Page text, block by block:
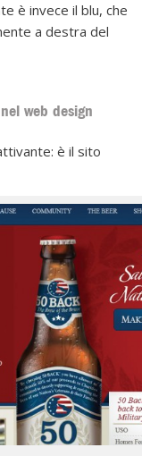
è invece il blu, che
a destra del
web design
è il sito